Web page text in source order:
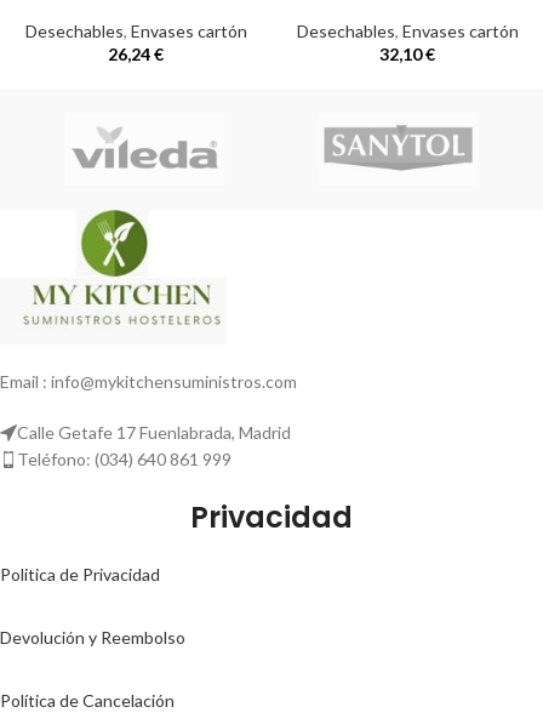
Desechables, Envases cartón
26,24€
Desechables, Envases cartón
32,10€
Email : info@mykitchensuministros.com
Calle Getafe 17 Fuenlabrada, Madrid
Teléfono: (034) 640 861 999
Privacidad
Politica de Privacidad
Devolución y Reembolso
Política de Cancelación